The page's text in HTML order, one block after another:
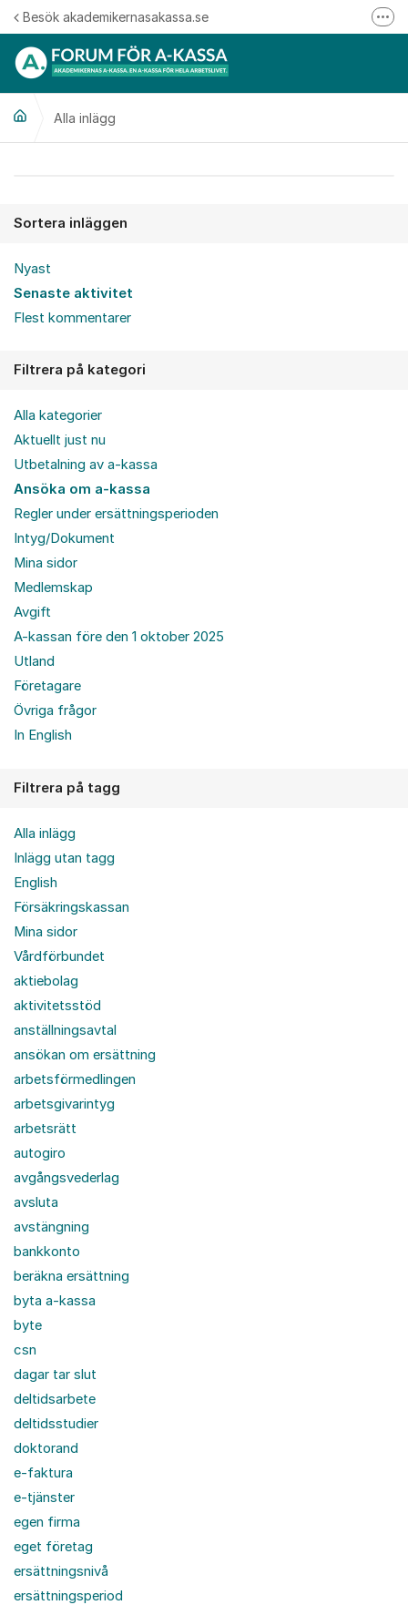
Hoppa till innehåll
Besök akademikernasakassa.se
Alla inlägg
Sortera inläggen
Nyast
Senaste aktivitet
Flest kommentarer
Filtrera på kategori
Alla kategorier
Aktuellt just nu
Utbetalning av a-kassa
Ansöka om a-kassa
Regler under ersättningsperioden
Intyg/Dokument
Mina sidor
Medlemskap
Avgift
A-kassan före den 1 oktober 2025
Utland
Företagare
Övriga frågor
In English
Filtrera på tagg
Alla inlägg
Inlägg utan tagg
English
Försäkringskassan
Mina sidor
Vårdförbundet
aktiebolag
aktivitetsstöd
anställningsavtal
ansökan om ersättning
arbetsförmedlingen
arbetsgivarintyg
arbetsrätt
autogiro
avgångsvederlag
avsluta
avstängning
bankkonto
beräkna ersättning
byta a-kassa
byte
csn
dagar tar slut
deltidsarbete
deltidsstudier
doktorand
e-faktura
e-tjänster
egen firma
eget företag
ersättningsnivå
ersättningsperiod